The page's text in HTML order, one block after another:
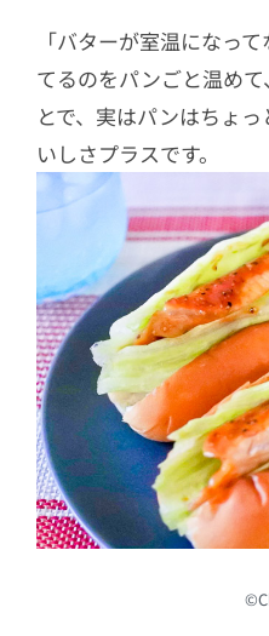
「バターが室温になっ
てるのをパンごと温め
とで、実はパンはちょ
いしさプラスです。